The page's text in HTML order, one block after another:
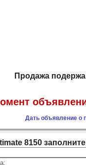
Продажа
Дать объявление о
8150